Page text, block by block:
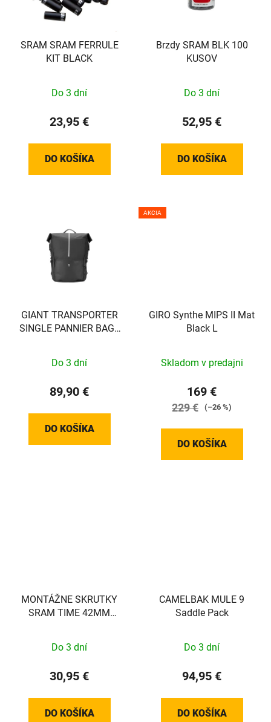
SRAM SRAM FERRULE
KIT BLACK
Do 3 dní
23,95 €
DO KOŠÍKA
Brzdy SRAM BLK 100
KUSOV
Do 3 dní
52,95 €
DO KOŠÍKA
GIANT TRANSPORTER
SINGLE PANNIER BAG -
Do 3 dní
89,90 €
DO KOŠÍKA
AKCIA
GIRO Synthe MIPS II Mat
Black L
Skladom v predajni
169 €
229 € (–26 %)
DO KOŠÍKA
MONTÁŽNE SKRUTKY
SRAM TIME 42MM
Do 3 dní
30,95 €
DO KOŠÍKA
CAMELBAK MULE 9
Saddle Pack
Do 3 dní
94,95 €
DO KOŠÍKA